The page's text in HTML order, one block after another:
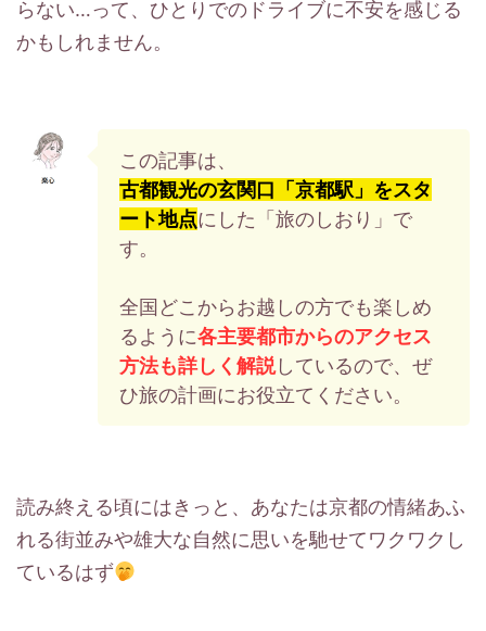
らない…って、ひとりでのドライブに不安を感じる
かもしれません。
この記事は、
古都観光の玄関口「京都駅」をスタ
ート地点にした「旅のしおり」で
す。
全国どこからお越しの方でも楽しめ
るように各主要都市からのアクセス
方法も詳しく解説しているので、ぜ
ひ旅の計画にお役立てください。
読み終える頃にはきっと、あなたは京都の情緒あふ
れる街並みや雄大な自然に思いを馳せてワクワクし
ているはず